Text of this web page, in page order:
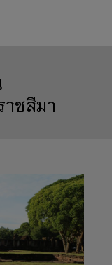
าชสีมา